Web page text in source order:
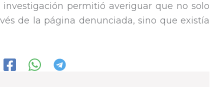
permitió averiguar que no solo
de la página denunciada, sino que existía